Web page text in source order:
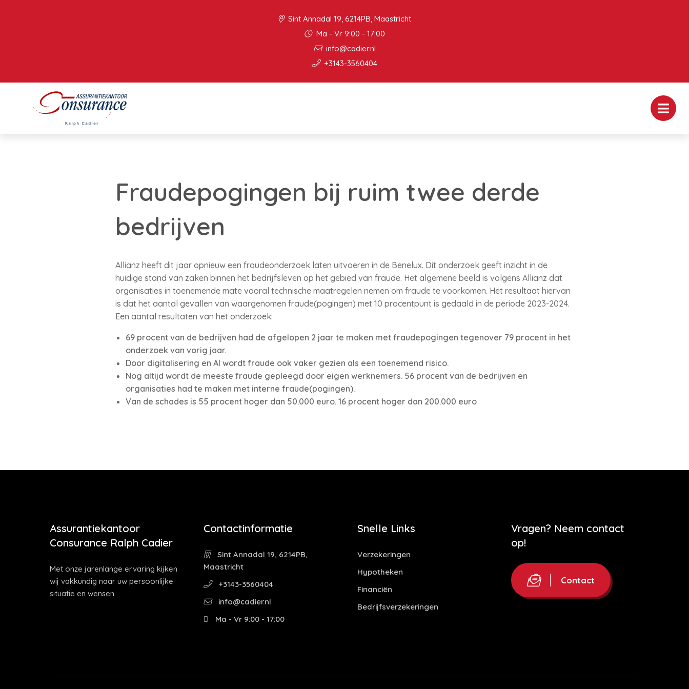
Sint Annadal 19, 6214PB, Maastricht
Ma - Vr 9:00 - 17:00
info@cadier.nl
+3143-3560404
Fraudepogingen bij ruim twee derde
bedrijven
Allianz heeft dit jaar opnieuw een fraudeonderzoek laten uitvoeren in de Benelux. Dit onderzoek geeft inzicht in de
huidige stand van zaken binnen het bedrijfsleven op het gebied van fraude. Het algemene beeld is volgens Allianz dat
organisaties in toenemende mate vooral technische maatregelen nemen om fraude te voorkomen. Het resultaat hiervan
is dat het aantal gevallen van waargenomen fraude(pogingen) met 10 procentpunt is gedaald in de periode 2023-2024.
Een aantal resultaten van het onderzoek:
69 procent van de bedrijven had de afgelopen 2 jaar te maken met fraudepogingen tegenover 79 procent in het
onderzoek van vorig jaar.
Door digitalisering en AI wordt fraude ook vaker gezien als een toenemend risico.
Nog altijd wordt de meeste fraude gepleegd door eigen werknemers. 56 procent van de bedrijven en
organisaties had te maken met interne fraude(pogingen).
Van de schades is 55 procent hoger dan 50.000 euro. 16 procent hoger dan 200.000 euro
Assurantiekantoor
Consurance Ralph Cadier
Met onze jarenlange ervaring kijken
wij vakkundig naar uw persoonlijke
situatie en wensen.
Contactinformatie
Sint Annadal 19, 6214PB,
Maastricht
+3143-3560404
info@cadier.nl
Ma - Vr 9:00 - 17:00
Snelle Links
Verzekeringen
Hypotheken
Financiën
Bedrijfsverzekeringen
Vragen? Neem contact
op!
Contact